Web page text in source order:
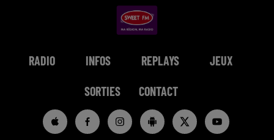
RADIO INFOS REPLAYS JEUX
SORTIES CONTACT